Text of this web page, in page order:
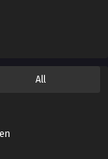
All